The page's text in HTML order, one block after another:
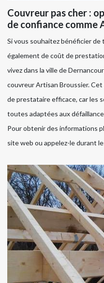
Couvreur pas cher :
de confiance comme
Si vous souhaitez bénéficier de
également de coût de
vivez dans la ville de
couvreur Artisan Broussier.
de prestataire efficace, car les
toutes adaptées aux
Pour obtenir des informations
site web ou appelez-le durant